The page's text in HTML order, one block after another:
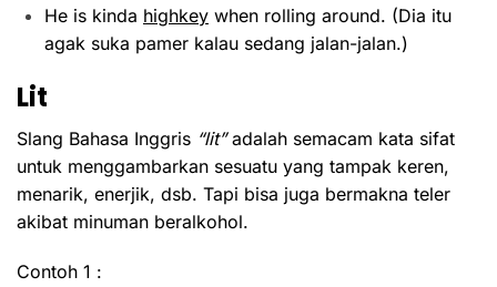
He is kinda highkey when rolling around. (Dia itu
agak suka pamer kalau sedang jalan-jalan.)
Lit
Slang Bahasa Inggris “lit”adalah semacam kata sifat
untuk menggambarkan sesuatu yang tampak keren,
menarik, enerjik, dsb. Tapi bisa juga bermakna teler
akibat minuman beralkohol.
Contoh 1 :